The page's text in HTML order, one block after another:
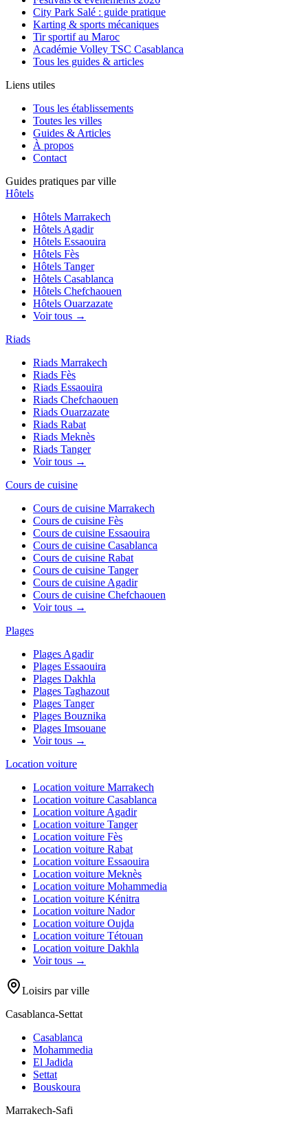
City Park Salé : guide pratique
Karting & sports mécaniques
Tir sportif au Maroc
Académie Volley TSC Casablanca
Tous les guides & articles
Liens utiles
Tous les établissements
Toutes les villes
Guides & Articles
À propos
Contact
Guides pratiques par ville
Hôtels
Hôtels Marrakech
Hôtels Agadir
Hôtels Essaouira
Hôtels Fès
Hôtels Tanger
Hôtels Casablanca
Hôtels Chefchaouen
Hôtels Ouarzazate
Voir tous →
Riads
Riads Marrakech
Riads Fès
Riads Essaouira
Riads Chefchaouen
Riads Ouarzazate
Riads Rabat
Riads Meknès
Riads Tanger
Voir tous →
Cours de cuisine
Cours de cuisine Marrakech
Cours de cuisine Fès
Cours de cuisine Essaouira
Cours de cuisine Casablanca
Cours de cuisine Rabat
Cours de cuisine Tanger
Cours de cuisine Agadir
Cours de cuisine Chefchaouen
Voir tous →
Plages
Plages Agadir
Plages Essaouira
Plages Dakhla
Plages Taghazout
Plages Tanger
Plages Bouznika
Plages Imsouane
Voir tous →
Location voiture
Location voiture Marrakech
Location voiture Casablanca
Location voiture Agadir
Location voiture Tanger
Location voiture Fès
Location voiture Rabat
Location voiture Essaouira
Location voiture Meknès
Location voiture Mohammedia
Location voiture Kénitra
Location voiture Nador
Location voiture Oujda
Location voiture Tétouan
Location voiture Dakhla
Voir tous →
Loisirs par ville
Casablanca-Settat
Casablanca
Mohammedia
El Jadida
Settat
Bouskoura
Marrakech-Safi